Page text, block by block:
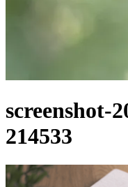
screenshot-
214533